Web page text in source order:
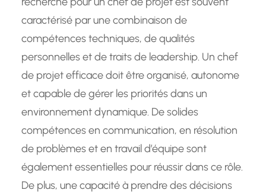
caractérisé par une combinaison de
compétences techniques, de qualités
personnelles et de traits de leadership. Un chef
de projet efficace doit être organisé, autonome
et capable de gérer les priorités dans un
environnement dynamique. De solides
compétences en communication, en résolution
de problèmes et en travail d’équipe sont
également essentielles pour réussir dans ce rôle.
De plus, une capacité à prendre des décisions